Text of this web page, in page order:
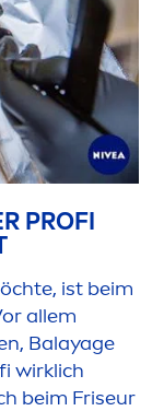
PROFI
ist beim
allem
Balayage
wirklich
beim Friseur